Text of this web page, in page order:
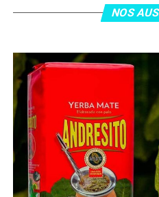
minutos, tras un tiro libre
Fuente:
NOS